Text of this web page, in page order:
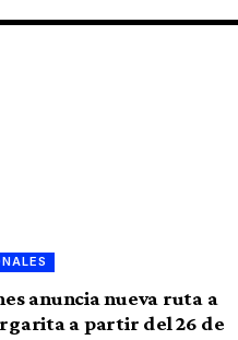
anuncia nueva ruta a
a partir del 26 de